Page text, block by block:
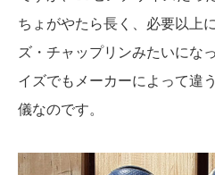
ちょがやたら長く、必要以上
ズ・チャップリンみたいにな
イズでもメーカーによって違
儀なのです。